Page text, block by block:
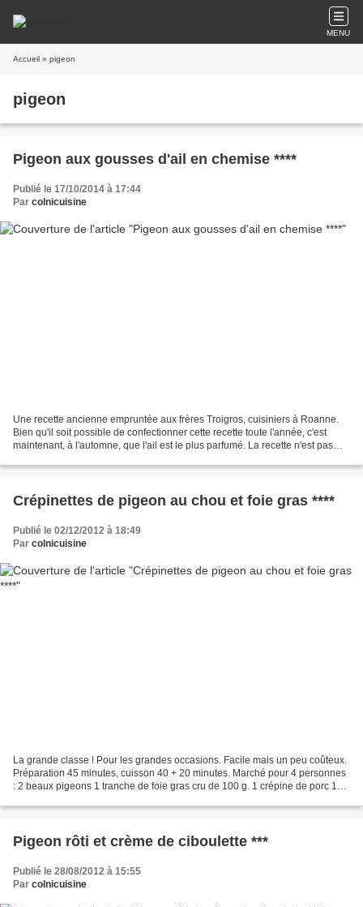
MENU
Accueil » pigeon
pigeon
Pigeon aux gousses d'ail en chemise ****
Publié le 17/10/2014 à 17:44
Par colnicuisine
Une recette ancienne empruntée aux frères Troigros, cuisiniers à Roanne.
Bien qu'il soit possible de confectionner cette recette toute l'année, c'est
maintenant, à l'automne, que l'ail est le plus parfumé. La recette n'est pas
Crépinettes de pigeon au chou et foie gras ****
Publié le 02/12/2012 à 18:49
Par colnicuisine
La grande classe ! Pour les grandes occasions. Facile mais un peu coûteux.
Préparation 45 minutes, cuisson 40 + 20 minutes. Marché pour 4 personnes
: 2 beaux pigeons 1 tranche de foie gras cru de 100 g. 1 crépine de porc 1
Pigeon rôti et crème de ciboulette ***
Publié le 28/08/2012 à 15:55
Par colnicuisine